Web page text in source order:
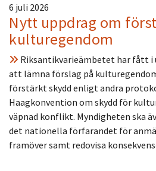
6 juli 2026
Nytt uppdrag om
kulturegendom
Riksantikvarieämbetet har fått i
att lämna förslag på
förstärkt skydd enligt andra
Haagkonvention om skydd för
väpnad konflikt. Myndigheten ska
det nationella förfarandet för
framöver samt redovisa